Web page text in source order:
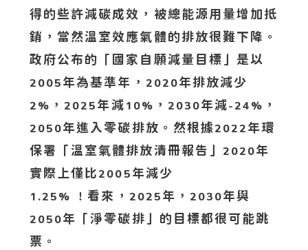
得的些許減碳成效，被總能源用量增加抵
銷，當然溫室效應氣體的排放很難下降。
政府公布的「國家自願減量目標」是以
2005 年為基準年， 2020年排放減少
2% ，2025 年減 10% ， 2030年減-24% ，
2050年進入零碳排放。然根據2022 年環
保署「溫室氣體排放清冊報告」 2020年
實際上僅比2005 年減少
1.25% ！ 看來， 2025 年， 2030年與
2050年「淨零碳排」的目標都很可能跳
票。